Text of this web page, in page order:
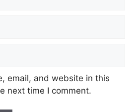
email, and website in this
next time I comment.